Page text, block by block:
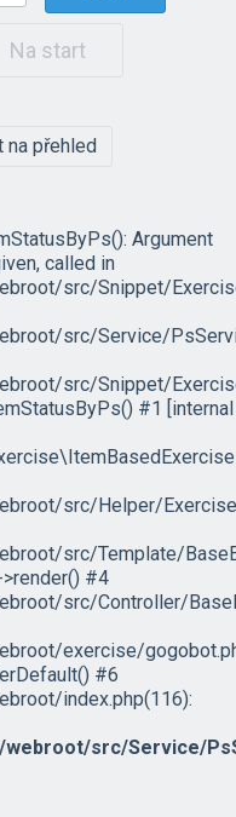
Na start
na přehled
Argument
called in
src/Snippet/
src/Service/
src/Snippet/
#1 [internal
src/Helper/
src/Template/
#4
src/Controller/
exercise/
#6
index.php(116):
src/Service/